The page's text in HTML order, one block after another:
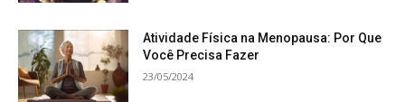
Atividade Física na Menopausa: Por Que
Você Precisa Fazer
23/05/2024